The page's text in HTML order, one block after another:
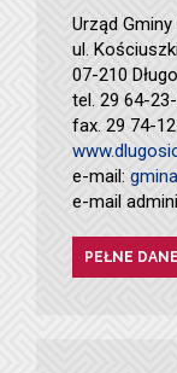
Urząd Gminy
ul.
07-210
tel. 29 64-
fax. 29 74-
e-mail:
e-mail
PEŁNE